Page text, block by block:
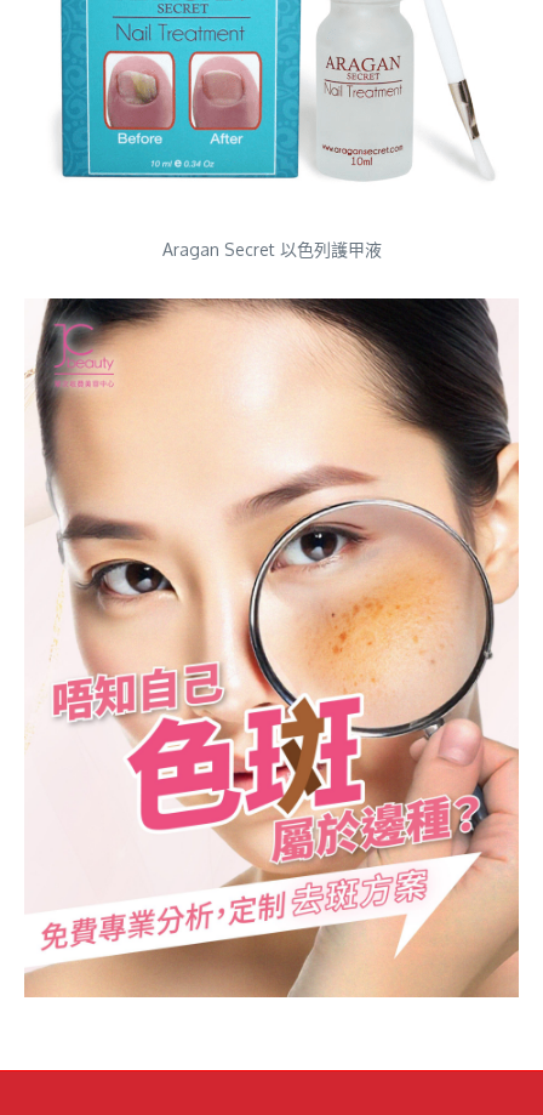
Aragan Secret 以色列護甲液